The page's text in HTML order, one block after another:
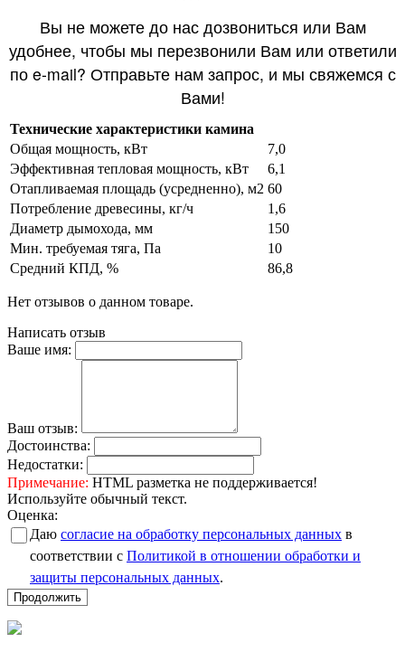
Вы не можете до нас дозвониться или Вам
удобнее, чтобы мы перезвонили Вам или ответили
по e-mail? Отправьте нам запрос, и мы свяжемся с
Вами!
Технические характеристики камина
Общая мощность, кВт
7,0
Эффективная тепловая мощность, кВт
6,1
Отапливаемая площадь (усредненно), м2 60
Потребление древесины, кг/ч
1,6
Диаметр дымохода, мм
150
Мин. требуемая тяга, Па
10
Средний КПД, %
86,8
Нет отзывов о данном товаре.
Написать отзыв
Ваше имя:
Ваш отзыв:
Достоинства:
Недостатки:
Примечание: HTML разметка не поддерживается!
Используйте обычный текст.
Оценка:
Даю согласие на обработку персональных данных в
соответствии с Политикой в отношении обработки и
защиты персональных данных.
Продолжить